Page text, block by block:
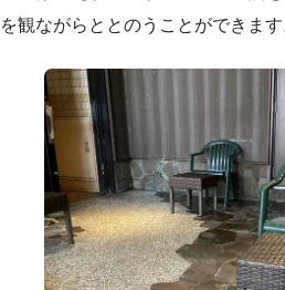
を観ながらととのうことができます